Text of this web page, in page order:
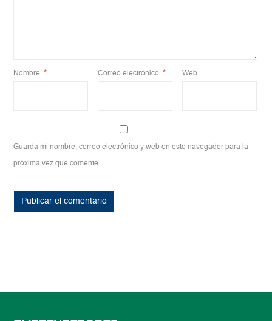
Nombre * Correo electrónico * Web
Guarda mi nombre, correo electrónico y web en este navegador para la
próxima vez que comente.